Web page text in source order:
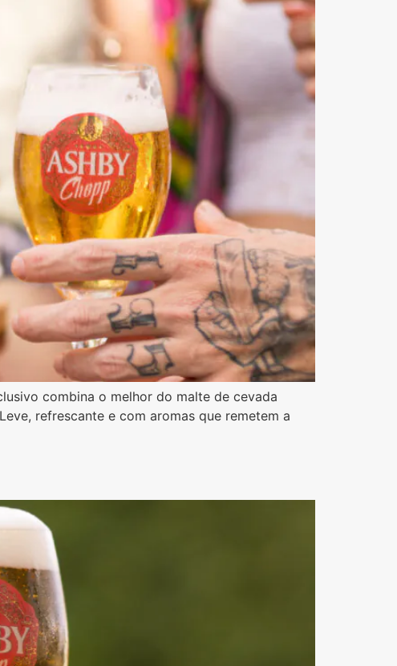
combina o melhor do malte de cevada
refrescante e com aromas que remetem a